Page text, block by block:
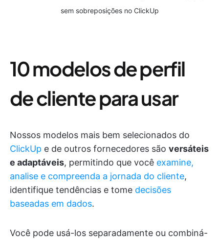
sem sobreposições no ClickUp
10 modelos de perfil
de cliente para usar
Nossos modelos mais bem selecionados do
ClickUp e de outros fornecedores são versáteis
e adaptáveis, permitindo que você examine,
analise e compreenda a jornada do cliente,
identifique tendências e tome decisões
baseadas em dados.
Você pode usá-los separadamente ou combiná-